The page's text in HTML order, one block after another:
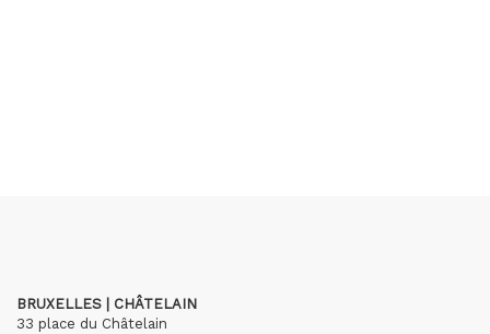
BRUXELLES | CHÂTELAIN
33 place du Châtelain